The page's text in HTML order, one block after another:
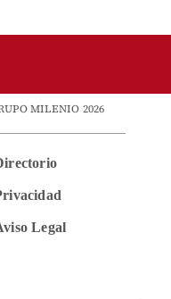
MILENIO 2026
Legal